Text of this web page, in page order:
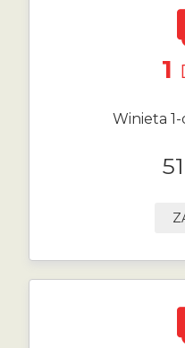
1
Winieta